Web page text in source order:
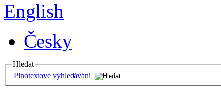
English
Česky
Hledat
Plnotextové vyhledávání